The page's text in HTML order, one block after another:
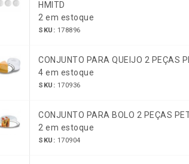
HMITD
2 em estoque
SKU: 178896
CONJUNTO PARA QUEIJO 2 PEÇAS
4 em estoque
SKU: 170936
CONJUNTO PARA BOLO 2 PEÇAS
2 em estoque
SKU: 170904